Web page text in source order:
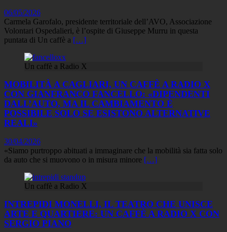
06/05/2026
Carmela Garofalo, presidente territoriale dell’AVO, Associazione
Volontari Ospedalieri, è l’ospite di Giuseppe Murru in questa
puntata di Un caffè a […]
Un caffè a Radio X
MOBILITÀ A CAGLIARI, UN CAFFÈ A RADIO X
CON GIANFRANCO FANCELLO: «DIPENDENTI
DALL’AUTO, MA IL CAMBIAMENTO È
POSSIBILE SOLO SE ESISTONO ALTERNATIVE
REALI»
30/04/2026
«Siamo purtroppo abituati a immaginare che la mobilità sia fatta solo
da auto che si muovono o in misura minore […]
Un caffè a Radio X
INTREPIDI MONELLI, IL TEATRO CHE UNISCE
ARTE E QUARTIERE: UN CAFFÈ A RADIO X CON
SERGIO PIANO